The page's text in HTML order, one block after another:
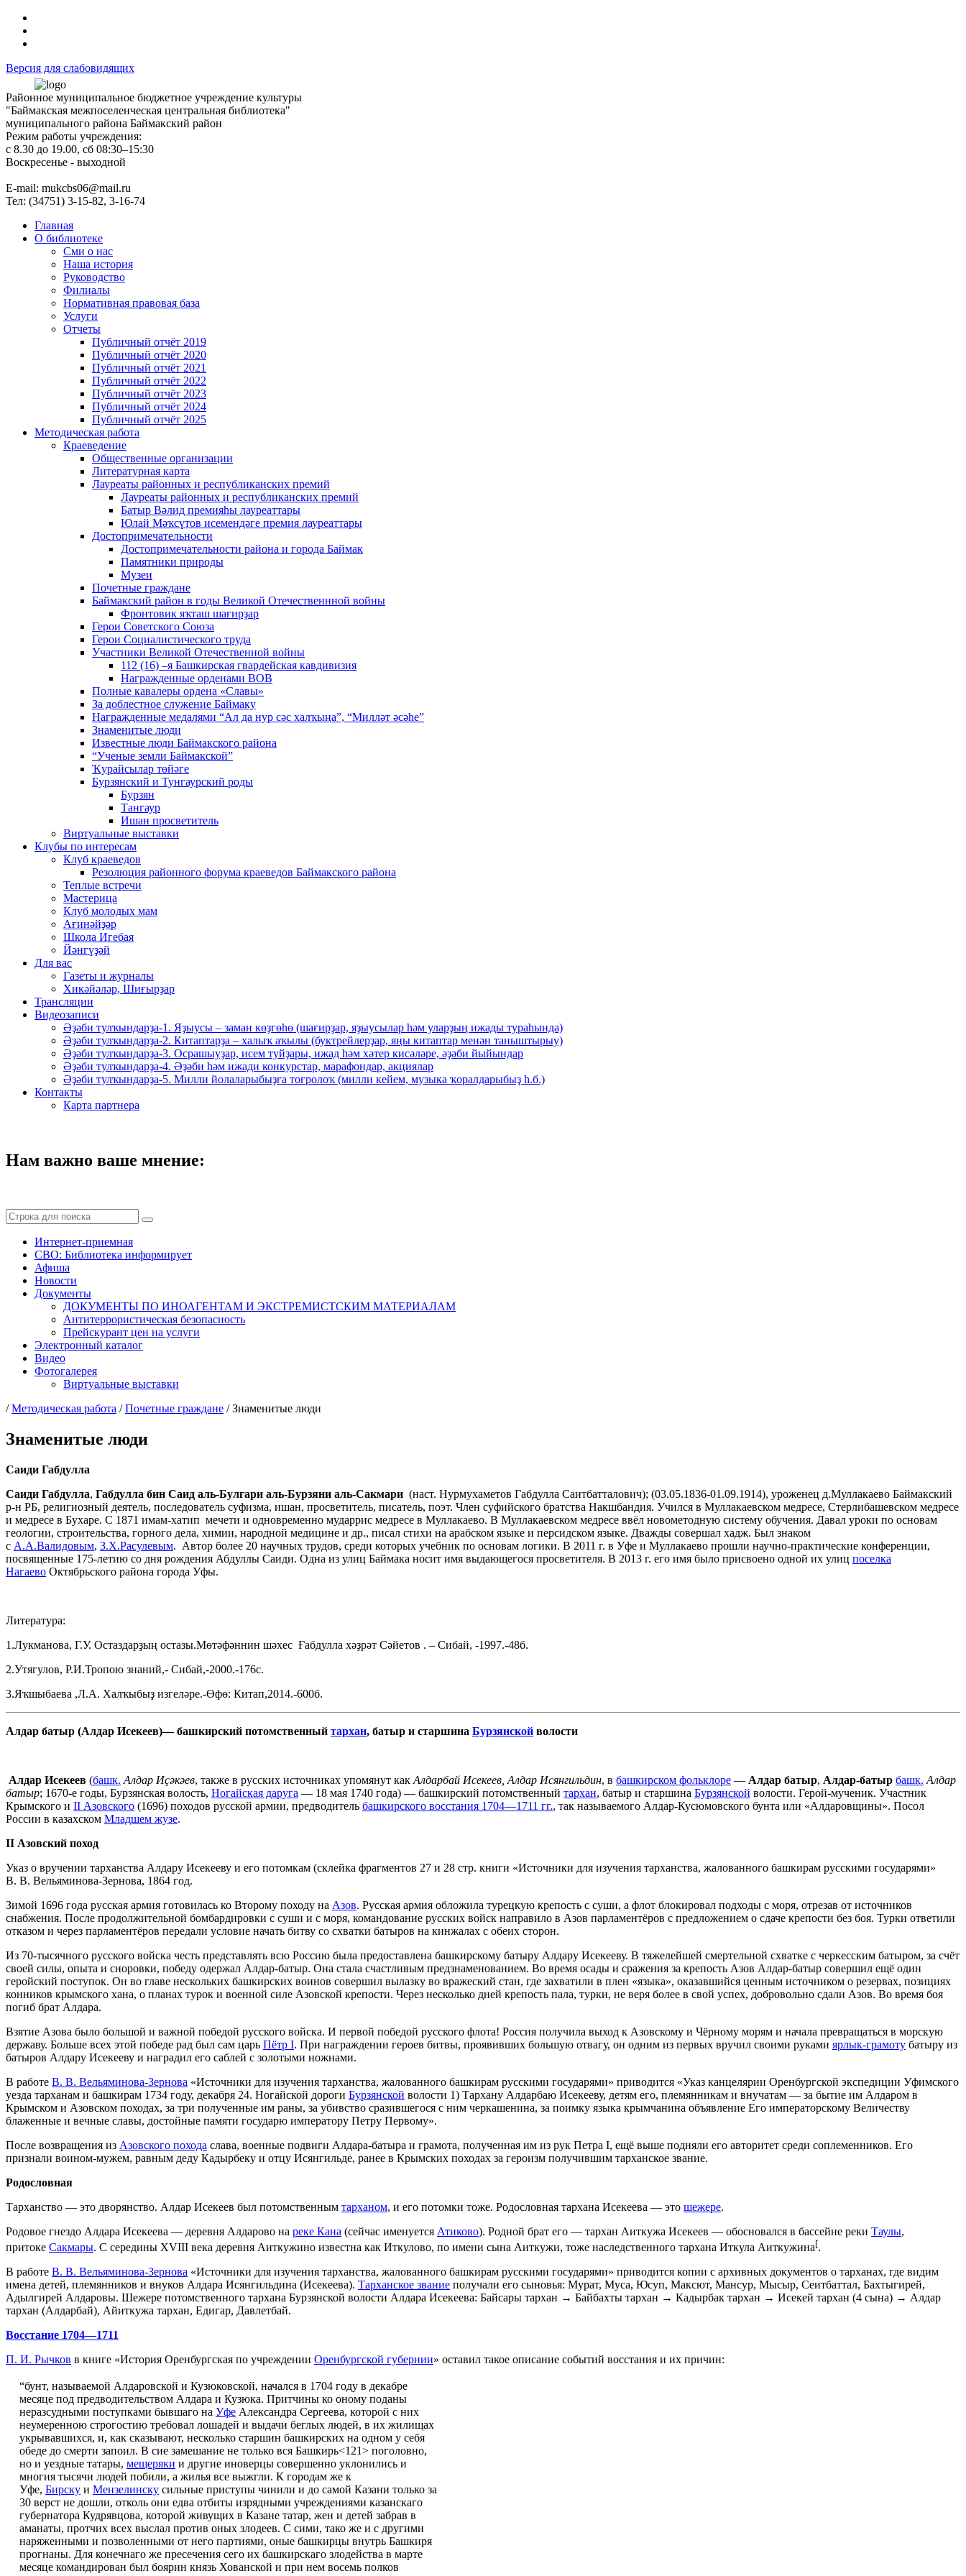
Версия для слабовидящих
Районное муниципальное бюджетное учреждение культуры
"Баймакская межпоселенческая центральная библиотека"
муниципального района Баймакский район
Режим работы учреждения:
с 8.30 до 19.00, сб 08:30–15:30
Воскресенье - выходной
Е-mail: mukcbs06@mail.ru
Тел: (34751) 3-15-82, 3-16-74
Главная
О библиотеке
Сми о нас
Наша история
Руководство
Филиалы
Нормативная правовая база
Услуги
Отчеты
Публичный отчёт 2019
Публичный отчёт 2020
Публичный отчёт 2021
Публичный отчёт 2022
Публичный отчёт 2023
Публичный отчёт 2024
Публичный отчёт 2025
Методическая работа
Краеведение
Общественные организации
Литературная карта
Лауреаты районных и республиканских премий
Лауреаты районных и республиканских премий
Батыр Вәлид премияһы лауреаттары
Юлай Мәҡсүтов исемендәге премия лауреаттары
Достопримечательности
Достопримечательности района и города Баймак
Памятники природы
Музеи
Почетные граждане
Баймакский район в годы Великой Отечественнной войны
Фронтовик яҡташ шағирҙар
Герои Советского Союза
Герои Социалистического труда
Участники Великой Отечественной войны
112 (16) –я Башкирская гвардейская кавдивизия
Награжденные орденами ВОВ
Полные кавалеры ордена «Славы»
За доблестное служение Баймаку
Награжденные медалями “Ал да нур сәс халҡыңа”, “Милләт әсәһе”
Знаменитые люди
Известные люди Баймакского района
“Ученые земли Баймакской”
Ҡурайсылар төйәге
Бурзянский и Тунгаурский роды
Бурзян
Тангаур
Ишан просветитель
Виртуальные выставки
Клубы по интересам
Клуб краеведов
Резолюция районного форума краеведов Баймакского района
Теплые встречи
Мастерица
Клуб молодых мам
Ағинәйҙәр
Школа Игебая
Йәнгүҙәй
Для вас
Газеты и журналы
Хикәйәләр, Шиғырҙар
Трансляции
Видеозаписи
Әҙәби тулҡындарҙа-1. Яҙыусы – заман көҙгөһө (шағирҙар, яҙыусылар һәм уларҙың ижады тураһында)
Әҙәби тулҡындарҙа-2. Китаптарҙа – халыҡ аҡылы (буктрейлерҙар, яңы китаптар менән таныштырыу)
Әҙәби тулҡындарҙа-3. Осрашыуҙар, исем туйҙары, ижад һәм хәтер кисәләре, әҙәби йыйындар
Әҙәби тулҡындарҙа-4. Әҙәби һәм ижади конкурстар, марафондар, акциялар
Әҙәби тулҡындарҙа-5. Милли йолаларыбыҙға тоғролоҡ (милли кейем, музыка ҡоралдарыбыҙ һ.б.)
Контакты
Карта партнера
Нам важно ваше мнение:
Интернет-приемная
СВО: Библиотека информирует
Афиша
Новости
Документы
ДОКУМЕНТЫ ПО ИНОАГЕНТАМ И ЭКСТРЕМИСТСКИМ МАТЕРИАЛАМ
Антитеррористическая безопасность
Прейскурант цен на услуги
Электронный каталог
Видео
Фотогалерея
Виртуальные выставки
/Методическая работа /Почетные граждане /Знаменитые люди
Знаменитые люди
Саиди Габдулла
Саиди Габдулла, Габдулла бин Саид аль-Булгари аль-Бурзяни аль-Сакмари (наст. Нурмухаметов Габдулла Саитбатталович); (03.05.1836-01.09.1914), уроженец д.Муллакаево Баймакский
р-н РБ, религиозный деятель, последователь суфизма, ишан, просветитель, писатель, поэт. Член суфийского братства Накшбандия. Учился в Муллакаевском медресе, Стерлибашевском медресе
и медресе в Бухаре. С 1871 имам-хатип мечети и одновременно мударрис медресе в Муллакаево. В Муллакаевском медресе ввёл новометодную систему обучения. Давал уроки по основам
геологии, строительства, горного дела, химии, народной медицине и др., писал стихи на арабском языке и персидском языке. Дважды совершал хадж. Был знаком
с А.А.Валидовым, З.Х.Расулевым. Автор более 20 научных трудов, среди которых учебник по основам логики. В 2011 г. в Уфе и Муллакаево прошли научно-практические конференции,
посвященные 175-летию со дня рождения Абдуллы Саиди. Одна из улиц Баймака носит имя выдающегося просветителя. В 2013 г. его имя было присвоено одной их улиц поселка
Нагаево Октябрьского района города Уфы.
Литература:
1.Лукманова, Г.У. Остаздарҙың остазы.Мөтәфәннин шәхес Ғабдулла хәҙрәт Сәйетов . – Сибай, -1997.-48б.
2.Утягулов, Р.И.Тропою знаний,- Сибай,-2000.-176с.
3.Яҡшыбаева ,Л.А. Халҡыбыҙ изгеләре.-Өфө: Китап,2014.-600б.
Алдар батыр (Алдар Исекеев)— башкирский потомственный тархан, батыр и старшина Бурзянской волости
Алдар Исекеев (башк. Алдар Иҫәкәев, также в русских источниках упомянут как Алдарбай Исекеев, Алдар Исянгильдин, в башкирском фольклоре — Алдар батыр, Алдар-батыр башк. Алдар
батыр; 1670-е годы, Бурзянская волость, Ногайская даруга — 18 мая 1740 года) — башкирский потомственный тархан, батыр и старшина Бурзянской волости. Герой-мученик. Участник
Крымского и II Азовского (1696) походов русской армии, предводитель башкирского восстания 1704—1711 гг., так называемого Алдар-Кусюмовского бунта или «Алдаровщины». Посол
России в казахском Младшем жузе.
II Азовский поход
Указ о вручении тарханства Алдару Исекееву и его потомкам (склейка фрагментов 27 и 28 стр. книги «Источники для изучения тарханства, жалованного башкирам русскими государями»
В. В. Вельяминова-Зернова, 1864 год.
Зимой 1696 года русская армия готовилась ко Второму походу на Азов. Русская армия обложила турецкую крепость с суши, а флот блокировал подходы с моря, отрезав от источников
снабжения. После продолжительной бомбардировки с суши и с моря, командование русских войск направило в Азов парламентёров с предложением о сдаче крепости без боя. Турки ответили
отказом и через парламентёров передали условие начать битву со схватки батыров на кинжалах с обеих сторон.
Из 70-тысячного русского войска честь представлять всю Россию была предоставлена башкирскому батыру Алдару Исекееву. В тяжелейшей смертельной схватке с черкесским батыром, за счёт
своей силы, опыта и сноровки, победу одержал Алдар-батыр. Она стала счастливым предзнаменованием. Во время осады и сражения за крепость Азов Алдар-батыр совершил ещё один
геройский поступок. Он во главе нескольких башкирских воинов совершил вылазку во вражеский стан, где захватили в плен «языка», оказавшийся ценным источником о резервах, позициях
конников крымского хана, о планах турок и военной силе Азовской крепости. Через несколько дней крепость пала, турки, не веря более в свой успех, добровольно сдали Азов. Во время боя
погиб брат Алдара.
Взятие Азова было большой и важной победой русского войска. И первой победой русского флота! Россия получила выход к Азовскому и Чёрному морям и начала превращаться в морскую
державу. Больше всех этой победе рад был сам царь Пётр I. При награждении героев битвы, проявивших большую отвагу, он одним из первых вручил своими руками ярлык-грамоту батыру из
батыров Алдару Исекееву и наградил его саблей с золотыми ножнами.
В работе В. В. Вельяминова-Зернова «Источники для изучения тарханства, жалованного башкирам русскими государями» приводится «Указ канцелярии Оренбургской экспедиции Уфимского
уезда тарханам и башкирам 1734 году, декабря 24. Ногайской дороги Бурзянской волости 1) Тархану Алдарбаю Исекееву, детям его, племянникам и внучатам — за бытие им Алдаром в
Крымском и Азовском походах, за три полученные им раны, за убивство сразившегося с ним черкашенина, за поимку языка крымчанина объявление Его императорскому Величеству
блаженные и вечные славы, достойные памяти государю императору Петру Первому».
После возвращения из Азовского похода слава, военные подвиги Алдара-батыра и грамота, полученная им из рук Петра I, ещё выше подняли его авторитет среди соплеменников. Его
признали воином-мужем, равным деду Кадырбеку и отцу Исянгильде, ранее в Крымских походах за героизм получившим тарханское звание.
Родословная
Тарханство — это дворянство. Алдар Исекеев был потомственным тарханом, и его потомки тоже. Родословная тархана Исекеева — это шежере.
Родовое гнездо Алдара Исекеева — деревня Алдарово на реке Кана (сейчас именуется Атиково). Родной брат его — тархан Аиткужа Исекеев — обосновался в бассейне реки Таулы,
притоке Сакмары. С середины XVIII века деревня Аиткужино известна как Иткулово, по имени сына Аиткужи, тоже наследственного тархана Иткула Аиткужина[.
В работе В. В. Вельяминова-Зернова «Источники для изучения тарханства, жалованного башкирам русскими государями» приводится копии с архивных документов о тарханах, где видим
имена детей, племянников и внуков Алдара Исянгильдина (Исекеева). Тарханское звание получали его сыновья: Мурат, Муса, Юсуп, Максют, Мансур, Мысыр, Сеитбаттал, Бахтыгирей,
Адылгирей Алдаровы. Шежере потомственного тархана Бурзянской волости Алдара Исекеева: Байсары тархан → Байбахты тархан → Кадырбак тархан → Исекей тархан (4 сына) → Алдар
тархан (Алдарбай), Айиткужа тархан, Едигар, Давлетбай.
Восстание 1704—1711
П. И. Рычков в книге «История Оренбургская по учреждении Оренбургской губернии» оставил такое описание событий восстания и их причин:
“бунт, называемой Алдаровской и Кузюковской, начался в 1704 году в декабре
месяце под предводительством Алдара и Кузюка. Притчины ко оному поданы
неразсудными поступками бывшаго на Уфе Александра Сергеева, которой с них
неумеренною строгостию требовал лошадей и выдачи беглых людей, в их жилищах
укрывавшихся, и, как сказывают, несколько старшин башкирских на одном у себя
обеде до смерти запоил. В сие замешание не только вся Башкирь<121> поголовно,
но и уездные татары, мещеряки и другие иноверцы совершенно уклонились и
многия тысячи людей побили, а жилья все выжгли. К городам же к
Уфе, Бирску и Мензелинску сильные приступы чинили и до самой Казани только за
30 верст не дошли, отколь они едва отбиты изрядными учреждениями казанскаго
губернатора Кудрявцова, которой живущих в Казане татар, жен и детей забрав в
аманаты, протчих всех выслал против оных злодеев. С сими, тако же и с другими
наряженными и позволенными от него партиями, оные башкирцы внутрь Башкиря
прогнаны. Для конечнаго же пресечения сего их башкирскаго злодейства в марте
месяце командирован был боярин князь Хованской и при нем восемь полков